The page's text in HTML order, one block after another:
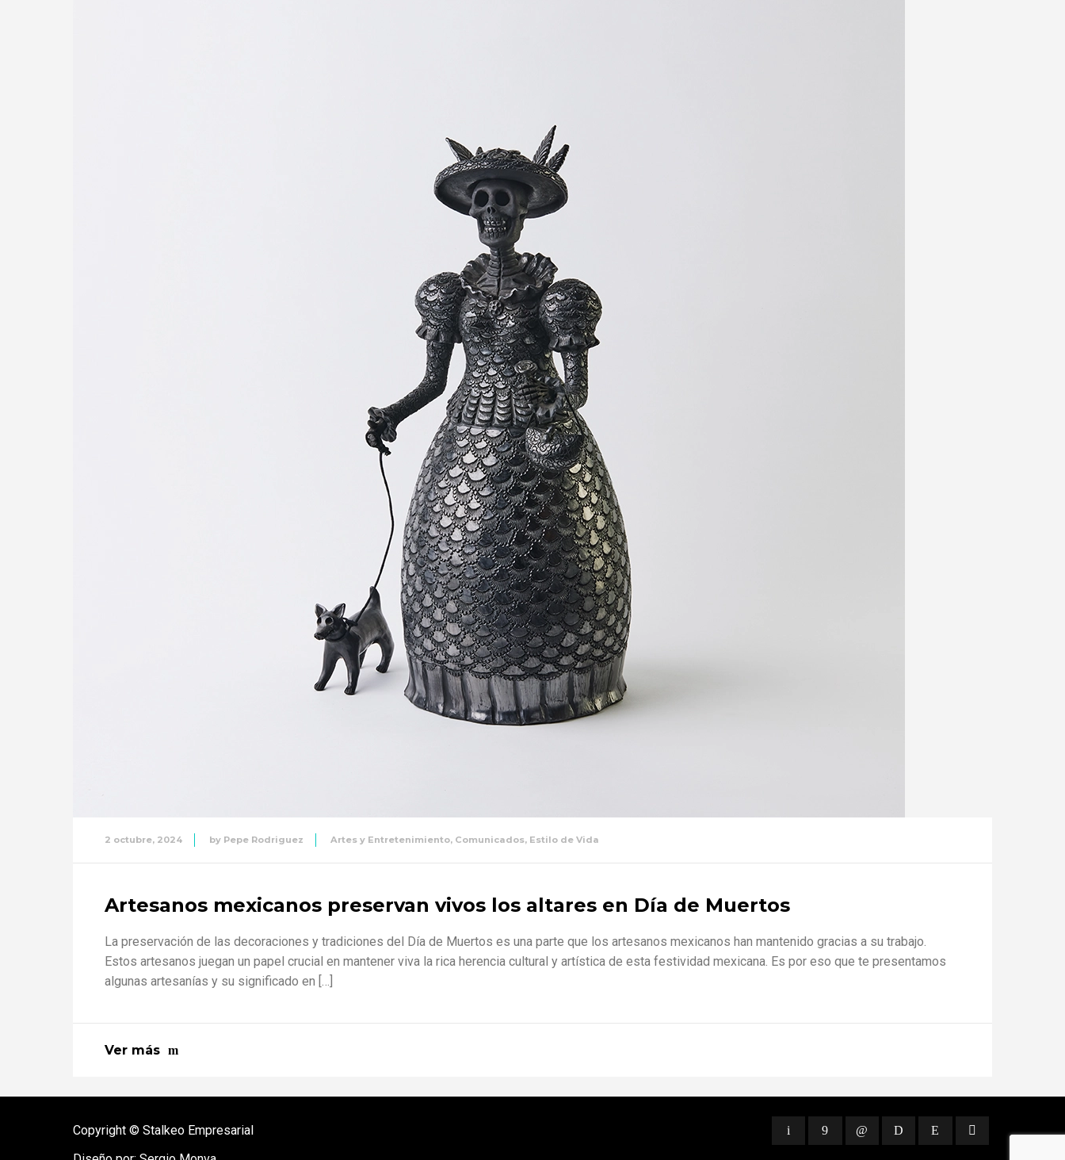
2 octubre, 2024 by Pepe Rodriguez Artes y Entretenimiento, Comunicados, Estilo de Vida
Artesanos mexicanos preservan vivos los altares en Día de Muertos
La preservación de las decoraciones y tradiciones del Día de Muertos es una parte que los artesanos mexicanos han mantenido gracias a su trabajo.
Estos artesanos juegan un papel crucial en mantener viva la rica herencia cultural y artística de esta festividad mexicana. Es por eso que te presentamos
algunas artesanías y su significado en […]
Ver más
Copyright © Stalkeo Empresarial